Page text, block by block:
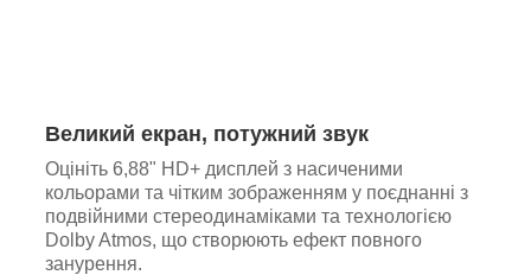
Великий екран, потужний звук
Оцініть 6,88" HD+ дисплей з насиченими
кольорами та чітким зображенням у поєднанні з
подвійними стереодинаміками та технологією
Dolby Atmos, що створюють ефект повного
занурення.